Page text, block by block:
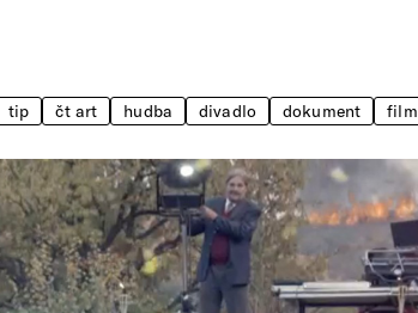
tip čt art hudba divadlo dokument film